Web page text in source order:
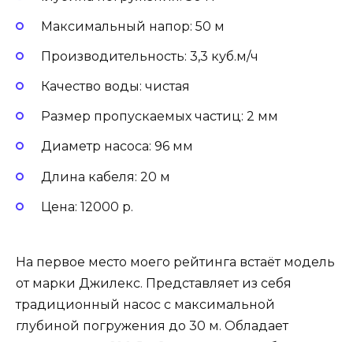
Максимальный напор: 50 м
Производительность: 3,3 куб.м/ч
Качество воды: чистая
Размер пропускаемых частиц: 2 мм
Диаметр насоса: 96 мм
Длина кабеля: 20 м
Цена: 12000 р.
На первое место моего рейтинга встаёт модель
от марки Джилекс. Представляет из себя
традиционный насос с максимальной
глубиной погружения до 30 м. Обладает